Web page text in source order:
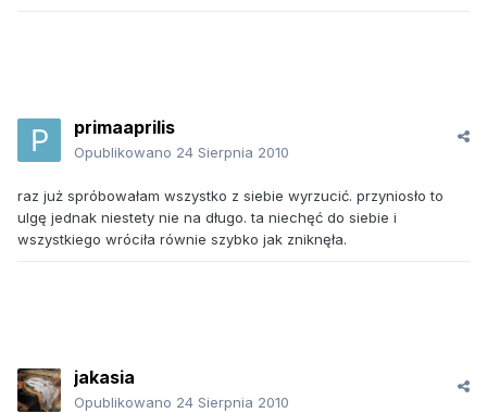
primaaprilis
Opublikowano 24 Sierpnia 2010
raz już spróbowałam wszystko z siebie wyrzucić. przyniosło to
ulgę jednak niestety nie na długo. ta niechęć do siebie i
wszystkiego wróciła równie szybko jak zniknęła.
jakasia
Opublikowano 24 Sierpnia 2010